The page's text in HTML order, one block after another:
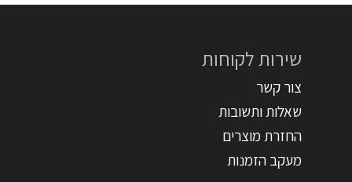
שירות לקוחות
צור קשר
שאלות ותשובות
החזרת מוצרים
מעקב הזמנות